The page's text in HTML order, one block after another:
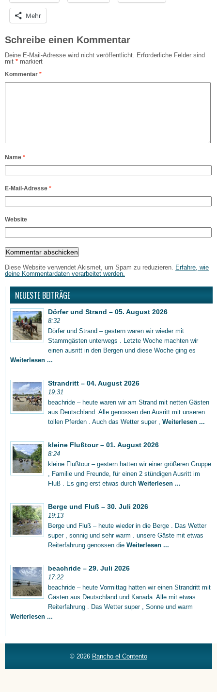
Mehr
Schreibe einen Kommentar
Deine E-Mail-Adresse wird nicht veröffentlicht.
Erforderliche Felder sind
mit * markiert
Kommentar *
Name *
E-Mail-Adresse *
Website
Diese Website verwendet Akismet, um Spam zu reduzieren.
Erfahre, wie
deine Kommentardaten verarbeitet werden.
NEUESTE BEITRÄGE
Dörfer und Strand – 05. August 2026
8:32
Dörfer und Strand – gestern waren wir wieder mit
Stammgästen unterwegs . Letzte Woche machten wir
einen ausritt in den Bergen und diese Woche ging es
Weiterlesen ...
Strandritt – 04. August 2026
19:31
beachride – heute waren wir am Strand mit netten Gästen
aus Deutschland. Alle genossen den Ausritt mit unseren
tollen Pferden . Auch das Wetter super , Weiterlesen ...
kleine Flußtour – 01. August 2026
8:24
kleine Flußtour – gestern hatten wir einer größeren Gruppe
, Familie und Freunde, für einen 2 stündigen Ausritt im
Fluß . Es ging erst etwas durch Weiterlesen ...
Berge und Fluß – 30. Juli 2026
19:13
Berge und Fluß – heute wieder in die Berge . Das Wetter
super , sonnig und sehr warm . unsere Gäste mit etwas
Reiterfahrung genossen die Weiterlesen ...
beachride – 29. Juli 2026
17:22
beachride – heute Vormittag hatten wir einen Strandritt mit
Gästen aus Deutschland und Kanada. Alle mit etwas
Reiterfahrung . Das Wetter super , Sonne und warm
Weiterlesen ...
© 2026 Rancho el Contento